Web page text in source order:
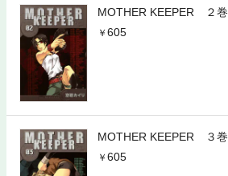
MOTHER KEEPER ２巻
605
MOTHER KEEPER ３巻
605